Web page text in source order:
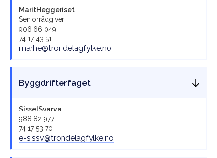
MaritHeggeriset
Seniorrådgiver
906 66 049
74 17 43 51
marhe@trondelagfylke.no
Byggdrifterfaget
SisselSvarva
988 82 977
74 17 53 70
e-sissv@trondelagfylke.no